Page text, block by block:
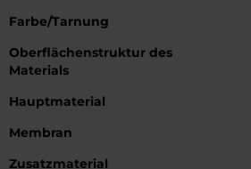
Farbe/Tarnung
Oberflächenstruktur des
Materials
Hauptmaterial
Membran
Zusatzmaterial